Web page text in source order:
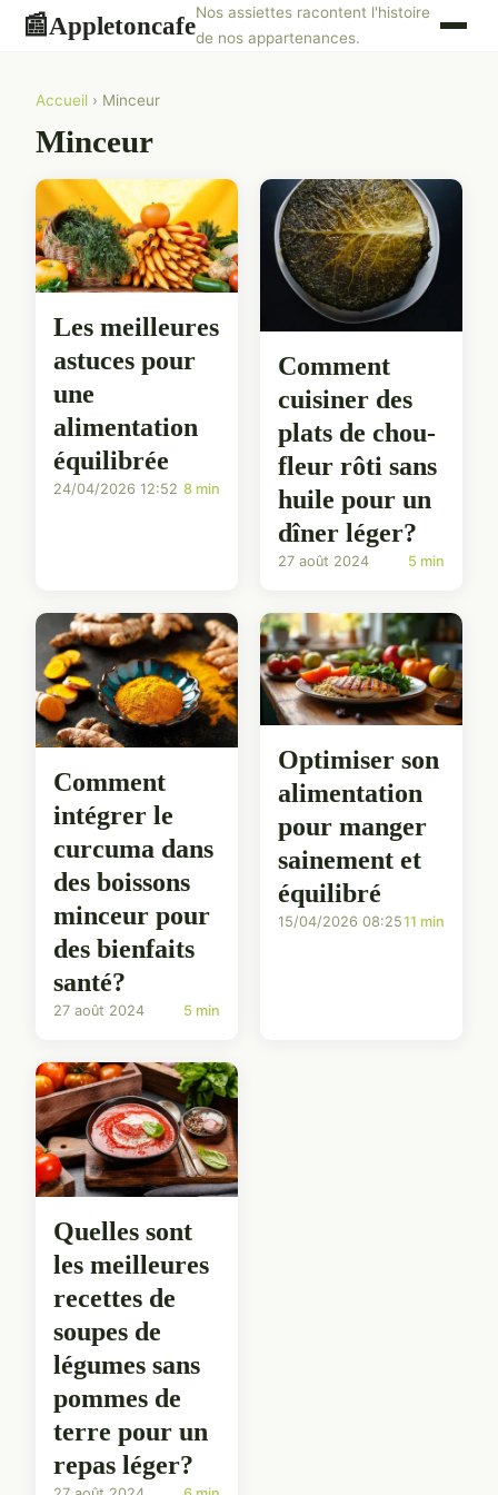
📰AppletoncafeNos assiettes racontent l'histoire
de nos appartenances.
Accueil › Minceur
Minceur
Les meilleures
astuces pour
une
alimentation
équilibrée
24/04/2026 12:52 8 min
Comment
cuisiner des
plats de chou-
fleur rôti sans
huile pour un
dîner léger?
27 août 2024 5 min
Comment
intégrer le
curcuma dans
des boissons
minceur pour
des bienfaits
santé?
27 août 2024 5 min
Optimiser son
alimentation
pour manger
sainement et
équilibré
15/04/2026 08:2511 min
Quelles sont
les meilleures
recettes de
soupes de
légumes sans
pommes de
terre pour un
repas léger?